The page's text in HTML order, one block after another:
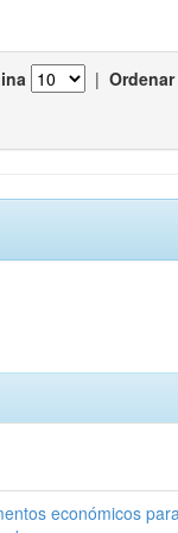
|
económicos